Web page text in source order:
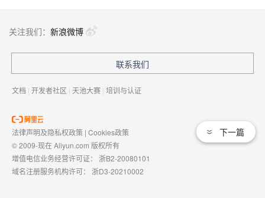
下一篇
关注我们： 新浪微博
联系我们
文档 | 开发者社区 | 天池大赛 | 培训与认证
法律声明及隐私权政策 | Cookies政策
© 2009-现在 Aliyun.com 版权所有
增值电信业务经营许可证： 浙B2-20080101
域名注册服务机构许可： 浙D3-20210002